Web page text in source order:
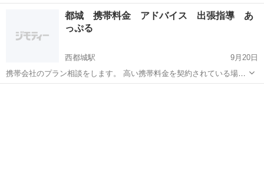
と。 ご年配の方の中にはパソコンのトラブルを起こしてどうしたらい
いか分からないと思っていらっしゃる方も数多くいらっしゃる様で
す、そんな方々の手助けができたらと考え...
小林駅 Windows総合
都城 携帯料金 アドバイス 出張指導 あ
っぷる
西都城駅
9月20日
携帯会社のプラン相談をします。 高い携帯料金を契約されている場合
は、 携帯会社を変えることで月ごとの支払いが 安くなります。 携帯